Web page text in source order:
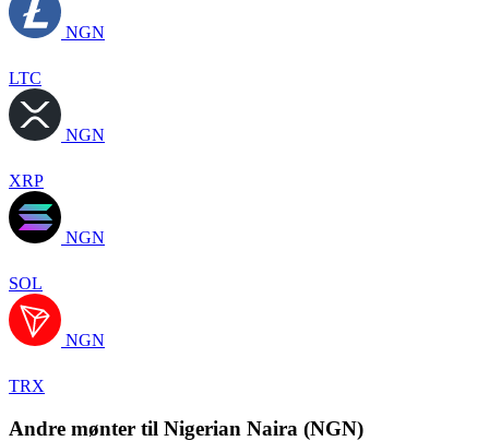
NGN
LTC
NGN
XRP
NGN
SOL
NGN
TRX
Andre mønter til Nigerian Naira (NGN)